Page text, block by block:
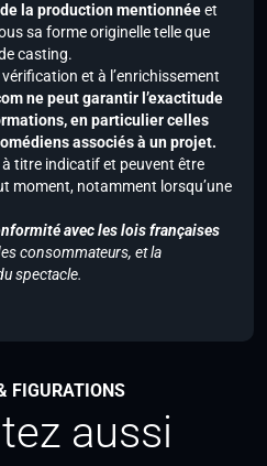
la production mentionnéeet
sa forme originelle telle que
casting.
et à l’enrichissement
ne peut garantir l’exactitude
en particulier celles
associés à un projet.
titre indicatif et peuvent être
moment, notamment lorsqu’une
avec les lois françaises
consommateurs, et la
spectacle.
FIGURATIONS
aussi